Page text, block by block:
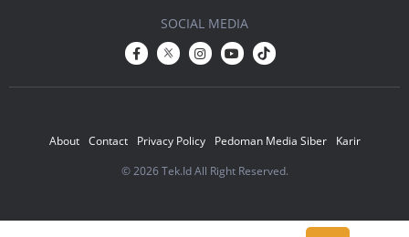
About Contact Privacy Policy Pedoman Media Siber
Karir
© 2026 Tek.Id All Right Reserved.
SOCIAL MEDIA